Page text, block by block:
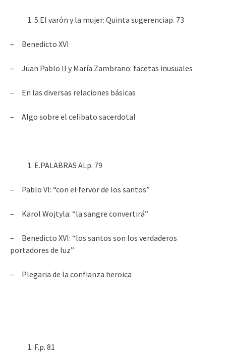
5.El varón y la mujer: Quinta sugerenciap. 73
– Benedicto XVI
– Juan Pablo II y María Zambrano: facetas inusuales
– En las diversas relaciones básicas
– Algo sobre el celibato sacerdotal
E.PALABRAS ALp. 79
– Pablo VI: “con el fervor de los santos”
– Karol Wojtyla: “la sangre convertirá”
– Benedicto XVI: “los santos son los verdaderos
portadores de luz”
– Plegaria de la confianza heroica
F.p. 81